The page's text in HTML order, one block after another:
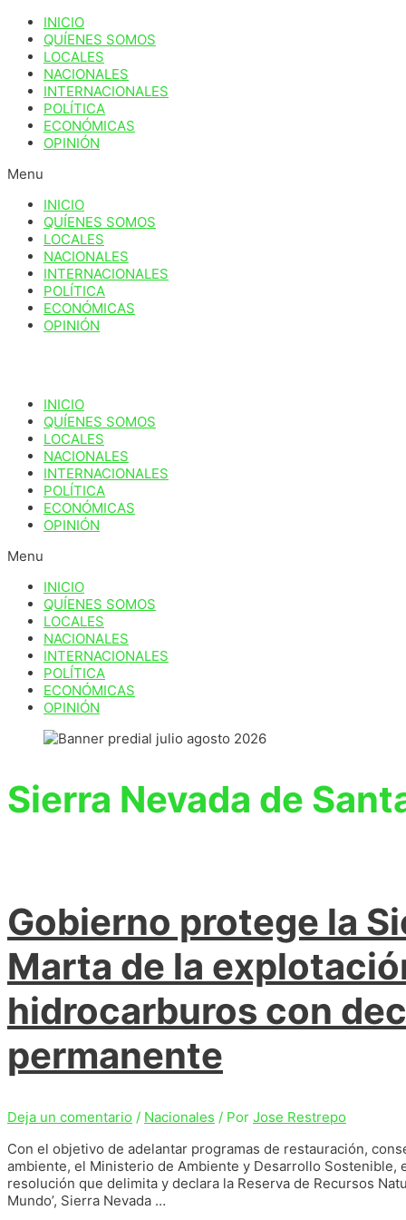
contenido
INICIO
QUÍENES SOMOS
LOCALES
NACIONALES
INTERNACIONALES
POLÍTICA
ECONÓMICAS
OPINIÓN
Menu
INICIO
QUÍENES SOMOS
LOCALES
NACIONALES
INTERNACIONALES
POLÍTICA
ECONÓMICAS
OPINIÓN
INICIO
QUÍENES SOMOS
LOCALES
NACIONALES
INTERNACIONALES
POLÍTICA
ECONÓMICAS
OPINIÓN
Menu
INICIO
QUÍENES SOMOS
LOCALES
NACIONALES
INTERNACIONALES
POLÍTICA
ECONÓMICAS
OPINIÓN
Sierra Nevada de
Gobierno protege la
Marta de la
hidrocarburos con
permanente
Deja un comentario / Nacionales / Por Jose Restrepo
Con el objetivo de adelantar programas de restauración,
ambiente, el Ministerio de Ambiente y Desarrollo Sostenible,
resolución que delimita y declara la Reserva de Recursos
Mundo’, Sierra Nevada …